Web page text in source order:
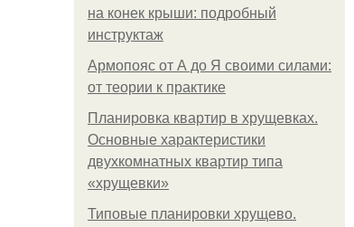
на конек крыши: подробный
инструктаж
Армопояс от А до Я своими силами:
от теории к практике
Планировка квартир в хрущевках.
Основные характеристики
двухкомнатных квартир типа
«хрущевки»
Типовые планировки хрущево.